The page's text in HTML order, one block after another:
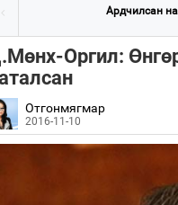
Ардчилсан
Оргил:
Отгонмягмар
2016-11-10